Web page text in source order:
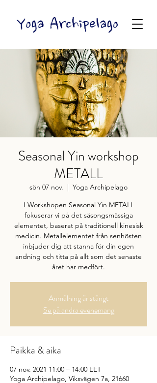
Seasonal Yin workshop
METALL
sön 07 nov.
  |
Yoga Archipelago
I Workshopen Seasonal Yin METALL
fokuserar vi på det säsongsmässiga
elementet, baserat på traditionell kinesisk
medicin. Metallelementet från senhösten
inbjuder dig att stanna för din egen
andning och titta på allt som det senaste
året har medfört.
Anmälning är stängt
Se på andra evenemang
Paikka & aika
07 nov. 2021 11:00 – 14:00 EET
Yoga Archipelago, Viksvägen 7a, 21660